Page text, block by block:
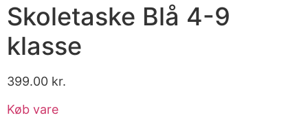
Skoletaske Blå 4-9
klasse
399.00 kr.
Køb vare